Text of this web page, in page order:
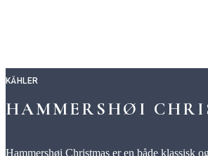
KÄHLER
HAMMERSHØI
Hammershøi Christmas er en både klassisk